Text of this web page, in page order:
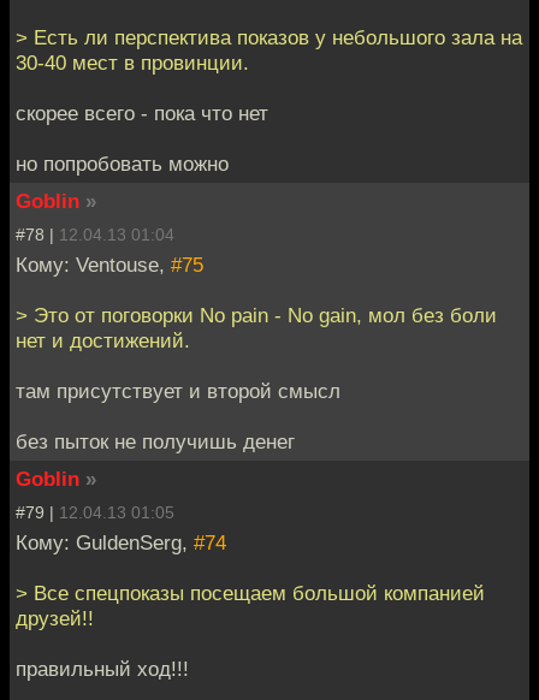
> Есть ли перспектива показов у небольшого зала на
30-40 мест в провинции.
скорее всего - пока что нет
но попробовать можно
Goblin »
#78 | 12.04.13 01:04
Кому: Ventouse, #75
> Это от поговорки No pain - No gain, мол без боли
нет и достижений.
там присутствует и второй смысл
без пыток не получишь денег
Goblin »
#79 | 12.04.13 01:05
Кому: GuldenSerg, #74
> Все спецпоказы посещаем большой компанией
друзей!!
правильный ход!!!